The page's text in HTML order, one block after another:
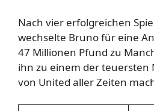
Nach vier erfolgreichen
wechselte Bruno für eine
47 Millionen Pfund zu
ihn zu einem der
von United aller Zeiten